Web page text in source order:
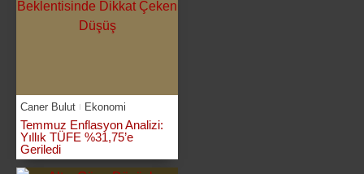
Caner Bulut Ekonomi
Temmuz Enflasyon Analizi:
Yıllık TÜFE %31,75’e
Geriledi